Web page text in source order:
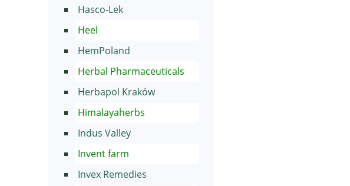
Hasco-Lek
Heel
HemPoland
Herbal Pharmaceuticals
Herbapol Kraków
Himalayaherbs
Indus Valley
Invent farm
Invex Remedies